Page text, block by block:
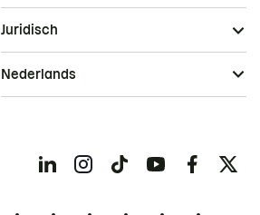
Juridisch
Nederlands